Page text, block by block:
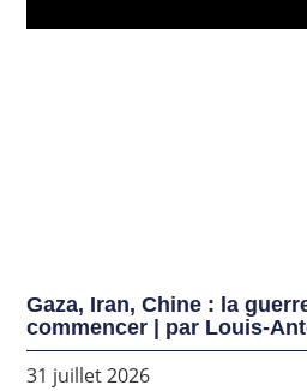
Gaza, Iran, Chine : la
commencer | par Louis-
31 juillet 2026